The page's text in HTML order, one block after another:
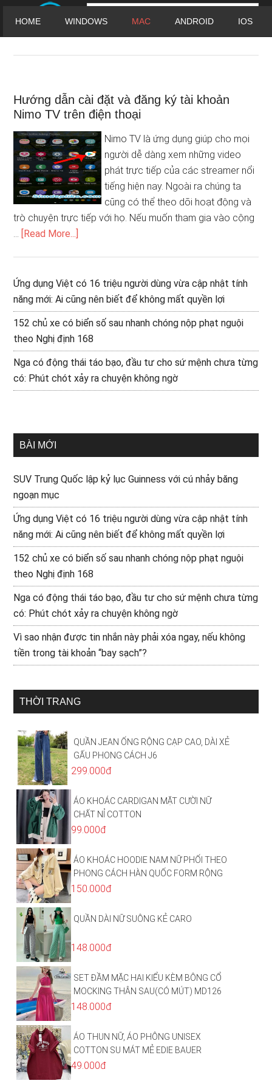
HOME WINDOWS MAC ANDROID IOS
Hướng dẫn cài đặt và đăng ký tài khoản
Nimo TV trên điện thoại
Nimo TV là ứng dụng giúp cho mọi
người dễ dàng xem những video
phát trực tiếp của các streamer nổi
tiếng hiện nay. Ngoài ra chúng ta
cũng có thể theo dõi hoạt động và
trò chuyện trực tiếp với họ. Nếu muốn tham gia vào cộng
… [Read More...]
Ứng dụng Việt có 16 triệu người dùng vừa cập nhật tính
năng mới: Ai cũng nên biết để không mất quyền lợi
152 chủ xe có biển số sau nhanh chóng nộp phạt nguội
theo Nghị định 168
Nga có động thái táo bạo, đầu tư cho sứ mệnh chưa từng
có: Phút chót xảy ra chuyện không ngờ
BÀI MỚI
SUV Trung Quốc lập kỷ lục Guinness với cú nhảy băng
ngoạn mục
Ứng dụng Việt có 16 triệu người dùng vừa cập nhật tính
năng mới: Ai cũng nên biết để không mất quyền lợi
152 chủ xe có biển số sau nhanh chóng nộp phạt nguội
theo Nghị định 168
Nga có động thái táo bạo, đầu tư cho sứ mệnh chưa từng
có: Phút chót xảy ra chuyện không ngờ
Vì sao nhận được tin nhắn này phải xóa ngay, nếu không
tiền trong tài khoản “bay sạch”?
THỜI TRANG
QUẦN JEAN ỐNG RỘNG CẠP CAO, DÀI XẺ
GẤU PHONG CÁCH J6
299.000đ
ÁO KHOÁC CARDIGAN MẶT CƯỜI NỮ
CHẤT NỈ COTTON
99.000đ
ÁO KHOÁC HOODIE NAM NỮ PHỐI THEO
PHONG CÁCH HÀN QUỐC FORM RỘNG
HÌNH THÊU SIÊU ĐẸP CỰC CHẤT LƯỢNG
150.000đ
QUẦN DÀI NỮ SUÔNG KẺ CARO
148.000đ
SET ĐẦM MẶC HAI KIỂU KÈM BÔNG CỔ
MOCKING THÂN SAU(CÓ MÚT) MD126
148.000đ
ÁO THUN NỮ, ÁO PHÔNG UNISEX
COTTON SU MÁT MẺ EDIE BAUER
49.000đ